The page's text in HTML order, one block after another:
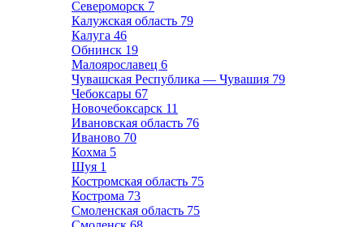
Североморск 7
Калужская область 79
Калуга 46
Обнинск 19
Малоярославец 6
Чувашская Республика — Чувашия 79
Чебоксары 67
Новочебоксарск 11
Ивановская область 76
Иваново 70
Кохма 5
Шуя 1
Костромская область 75
Кострома 73
Смоленская область 75